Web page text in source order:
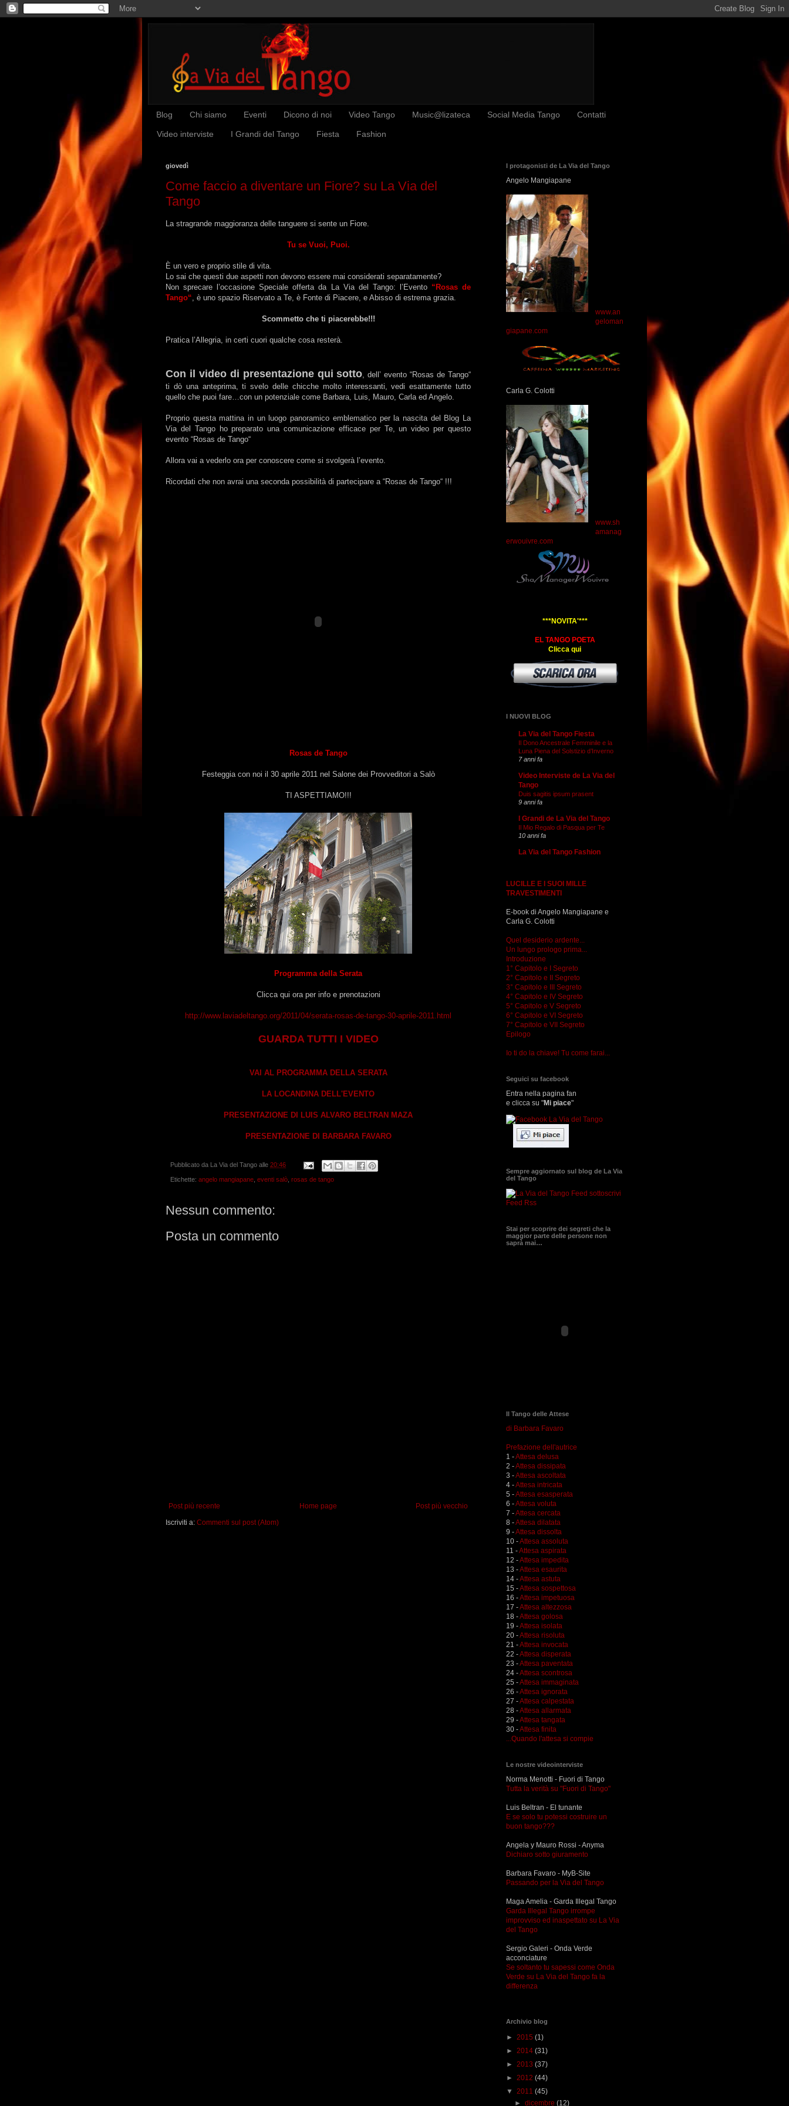
Blog Chi siamo Eventi Dicono di noi Video Tango Music@lizateca Social Media Tango Contatti
Video interviste I Grandi del Tango Fiesta Fashion
giovedì
Come faccio a diventare un Fiore? su La Via del
Tango
La stragrande maggioranza delle tanguere si sente un Fiore.
Tu se Vuoi, Puoi.
È un vero e proprio stile di vita.
Lo sai che questi due aspetti non devono essere mai considerati separatamente?
Non sprecare l’occasione Speciale offerta da La Via del Tango: l’Evento “Rosas de
Tango“, è uno spazio Riservato a Te, è Fonte di Piacere, e Abisso di estrema grazia.
Scommetto che ti piacerebbe!!!
Pratica l’Allegria, in certi cuori qualche cosa resterà.
Con il video di presentazione qui sotto, dell’ evento “Rosas de Tango“
ti dò una anteprima, ti svelo delle chicche molto interessanti, vedi esattamente tutto
quello che puoi fare…con un potenziale come Barbara, Luis, Mauro, Carla ed Angelo.
Proprio questa mattina in un luogo panoramico emblematico per la nascita del Blog La
Via del Tango ho preparato una comunicazione efficace per Te, un video per questo
evento “Rosas de Tango“
Allora vai a vederlo ora per conoscere come si svolgerà l’evento.
Ricordati che non avrai una seconda possibilità di partecipare a “Rosas de Tango“ !!!
Rosas de Tango
Festeggia con noi il 30 aprile 2011 nel Salone dei Provveditori a Salò
TI ASPETTIAMO!!!
Programma della Serata
Clicca qui ora per info e prenotazioni
http://www.laviadeltango.org/2011/04/serata-rosas-de-tango-30-aprile-2011.html
GUARDA TUTTI I VIDEO
VAI AL PROGRAMMA DELLA SERATA
LA LOCANDINA DELL'EVENTO
PRESENTAZIONE DI LUIS ALVARO BELTRAN MAZA
PRESENTAZIONE DI BARBARA FAVARO
Pubblicato da La Via del Tango alle 20:46
Etichette: angelo mangiapane eventi salò rosas de tango
Nessun commento:
Posta un commento
Post più recente Post più vecchio
Home page
Iscriviti a: Commenti sul post (Atom)
I protagonisti de La Via del Tango
Angelo Mangiapane
www.an
geloman
giapane.com
Carla G. Colotti
www.sh
amanag
erwouivre.com
***NOVITA'***
EL TANGO POETA
Clicca qui
I NUOVI BLOG
La Via del Tango Fiesta
Il Dono Ancestrale Femminile e la
Luna Piena del Solstizio d’Inverno
7 anni fa
Video Interviste de La Via del
Tango
Duis sagitis ipsum prasent
9 anni fa
I Grandi de La Via del Tango
Il Mio Regalo di Pasqua per Te
10 anni fa
La Via del Tango Fashion
LUCILLE E I SUOI MILLE
TRAVESTIMENTI
E-book di Angelo Mangiapane e
Carla G. Colotti
Quel desiderio ardente...
Un lungo prologo prima...
Introduzione
1° Capitolo e I Segreto
2° Capitolo e II Segreto
3° Capitolo e III Segreto
4° Capitolo e IV Segreto
5° Capitolo e V Segreto
6° Capitolo e VI Segreto
7° Capitolo e VII Segreto
Epilogo
Io ti do la chiave! Tu come farai...
Seguici su facebook
Entra nella pagina fan
e clicca su "Mi piace"
Sempre aggiornato sul blog de La Via
del Tango
sottoscrivi
Feed Rss
Stai per scoprire dei segreti che la
maggior parte delle persone non
saprà mai…
Il Tango delle Attese
di Barbara Favaro
Prefazione dell'autrice
1 -Attesa delusa
2 -Attesa dissipata
3 -Attesa ascoltata
4 -Attesa intricata
5 -Attesa esasperata
6 -Attesa voluta
7 -Attesa cercata
8 -Attesa dilatata
9 -Attesa dissolta
10 -Attesa assoluta
11 -Attesa aspirata
12 -Attesa impedita
13 -Attesa esaurita
14 -Attesa astuta
15 -Attesa sospettosa
16 -Attesa impetuosa
17 -Attesa altezzosa
18 -Attesa golosa
19 -Attesa isolata
20 -Attesa risoluta
21 -Attesa invocata
22 -Attesa disperata
23 -Attesa paventata
24 -Attesa scontrosa
25 -Attesa immaginata
26 -Attesa ignorata
27 -Attesa calpestata
28 -Attesa allarmata
29 -Attesa tangata
30 -Attesa finita
...Quando l'attesa si compie
Le nostre videointerviste
Norma Menotti - Fuori di Tango
Tutta la verità su "Fuori di Tango"
Luis Beltran - El tunante
E se solo tu potessi costruire un
buon tango???
Angela y Mauro Rossi - Anyma
Dichiaro sotto giuramento
Barbara Favaro - MyB-Site
Passando per la Via del Tango
Maga Amelia - Garda Illegal Tango
Garda Illegal Tango irrompe
improvviso ed inaspettato su La Via
del Tango
Sergio Galeri - Onda Verde
acconciature
Se soltanto tu sapessi come Onda
Verde su La Via del Tango fa la
differenza
Archivio blog
► 2015 (1)
► 2014 (31)
► 2013 (37)
► 2012 (44)
▼ 2011 (45)
►dicembre(12)